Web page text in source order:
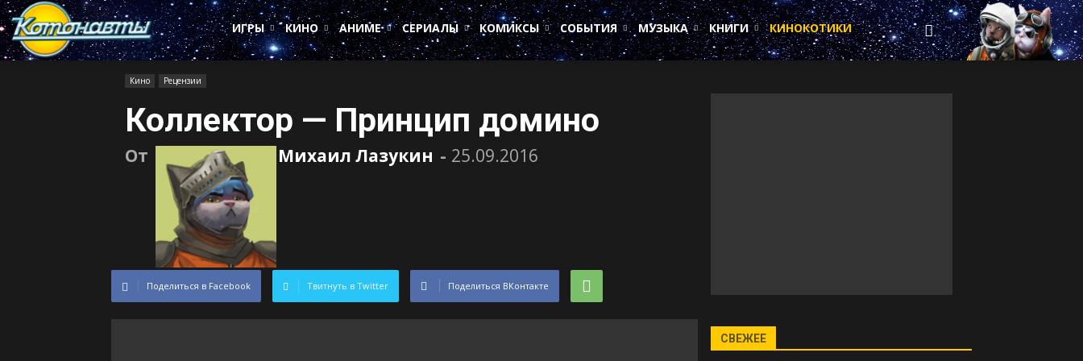
Котонавты
ИГРЫ
КИНО АНИМЕ СЕРИАЛЫ КОМИКСЫ СОБЫТИЯ МУЗЫКА КНИГИ КИНОКОТИКИ
Кино Рецензии
Коллектор — Принцип домино
От Михаил Лазукин - 25.09.2016
Поделиться в Facebook Твитнуть в Twitter Поделиться ВКонтакте
СВЕЖЕЕ